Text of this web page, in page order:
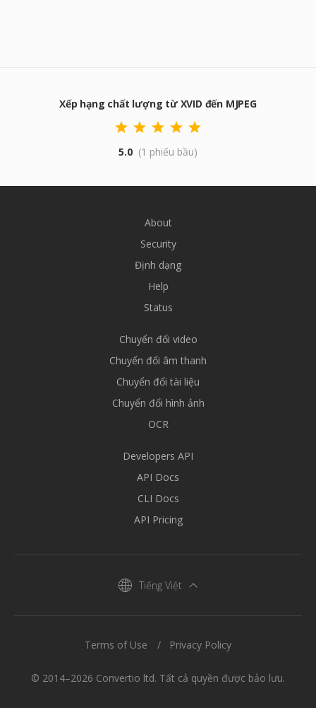
Xếp hạng chất lượng từ XVID đến MJPEG
5.0 (1 phiếu bầu)
About
Security
Định dạng
Help
Status
Chuyển đổi video
Chuyển đổi âm thanh
Chuyển đổi tài liệu
Chuyển đổi hình ảnh
OCR
Developers API
API Docs
CLI Docs
API Pricing
Tiếng Việt
© 2014–2026 Convertio ltd. Tất cả quyền được bảo lưu.
Terms of Use Privacy Policy